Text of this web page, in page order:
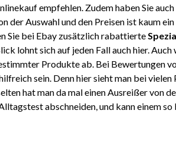
empfehlen. Zudem haben Sie
der Auswahl und den Preisen ist kaum ein
Sie bei Ebay zusätzlich rabattierte
lohnt sich auf jeden Fall auch hier.
Produkte ab. Bei Bewertungen
sein. Denn hier sieht man bei
hat man da mal einen Ausreißer von
abschneiden, und kann einem